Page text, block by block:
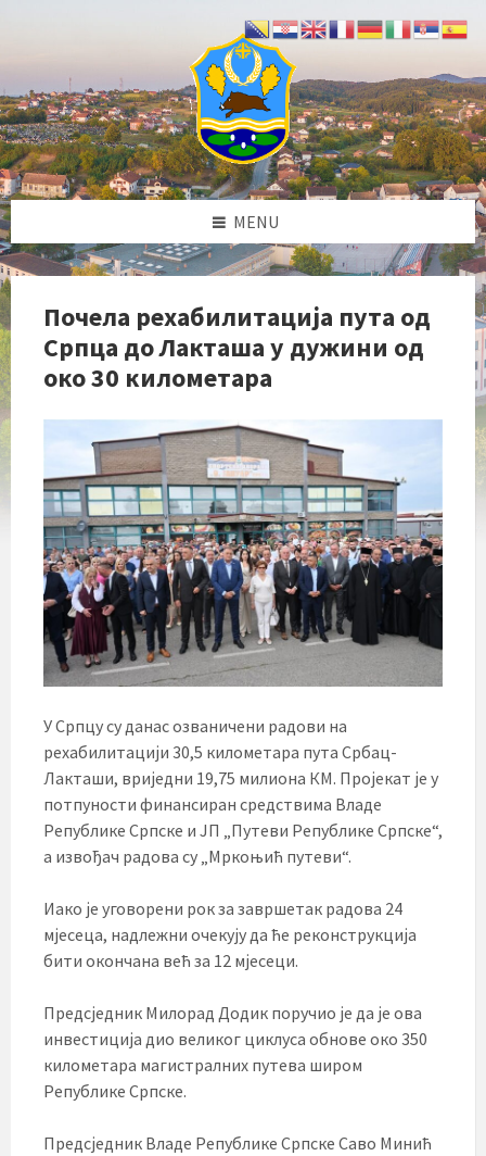
MENU
Почела рехабилитација пута од
Српца до Лакташа у дужини од
око 30 километара
У Српцу су данас озваничени радови на
рехабилитацији 30,5 километара пута Србац-
Лакташи, вриједни 19,75 милиона КМ. Пројекат је у
потпуности финансиран средствима Владе
Републике Српске и ЈП „Путеви Републике Српске“,
а извођач радова су „Мркоњић путеви“.
Иако је уговорени рок за завршетак радова 24
мјесеца, надлежни очекују да ће реконструкција
бити окончана већ за 12 мјесеци.
Предсједник Милорад Додик поручио је да је ова
инвестиција дио великог циклуса обнове око 350
километара магистралних путева широм
Републике Српске.
Предсједник Владе Републике Српске Саво Минић